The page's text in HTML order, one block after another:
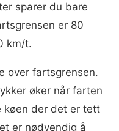
sparer du bare
er 80
km/t.
over fartsgrensen.
øker når farten
køen der det er tett
er nødvendig å